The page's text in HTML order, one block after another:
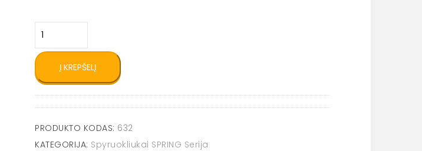
kiekis:
Spyruokliukas
Greitoji
pagalba
0632
Į KREPŠELĮ
PRODUKTO KODAS: 632
KATEGORIJA: Spyruokliukai SPRING Serija